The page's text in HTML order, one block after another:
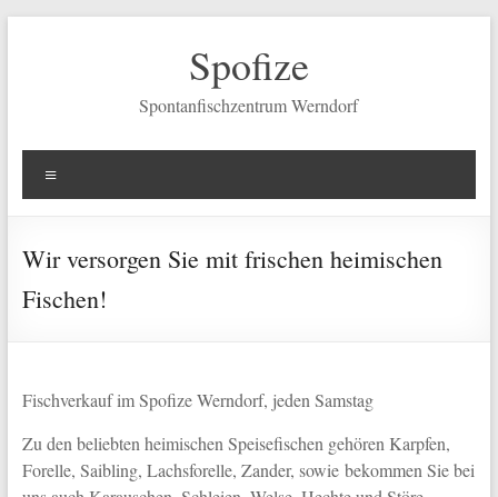
Spofize
Spontanfischzentrum Werndorf
Wir versorgen Sie mit frischen heimischen
Fischen!
Fischverkauf im Spofize Werndorf, jeden Samstag
Zu den beliebten heimischen Speisefischen gehören Karpfen,
Forelle, Saibling, Lachsforelle, Zander, sowie bekommen Sie bei